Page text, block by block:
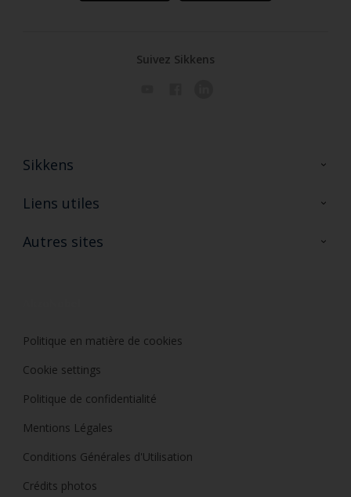
Suivez Sikkens
Sikkens
A propos de Sikkens
Liens utiles
Ouvrir un magasin PASS
Autres sites
Politique en matière de cookies
Cookie settings
Politique de confidentialité
Mentions Légales
Conditions Générales d'Utilisation
Crédits photos